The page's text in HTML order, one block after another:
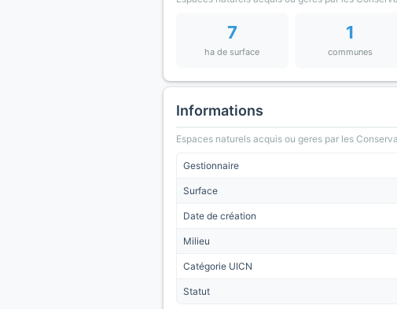
7
ha de surface
1
communes
Informations
Espaces naturels acquis ou geres par les
Gestionnaire
Surface
Date de création
Milieu
Catégorie UICN
Statut